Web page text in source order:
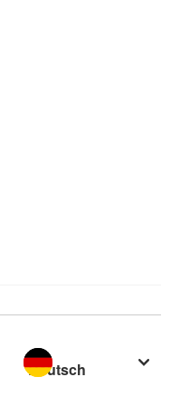
Sprache wechseln zu